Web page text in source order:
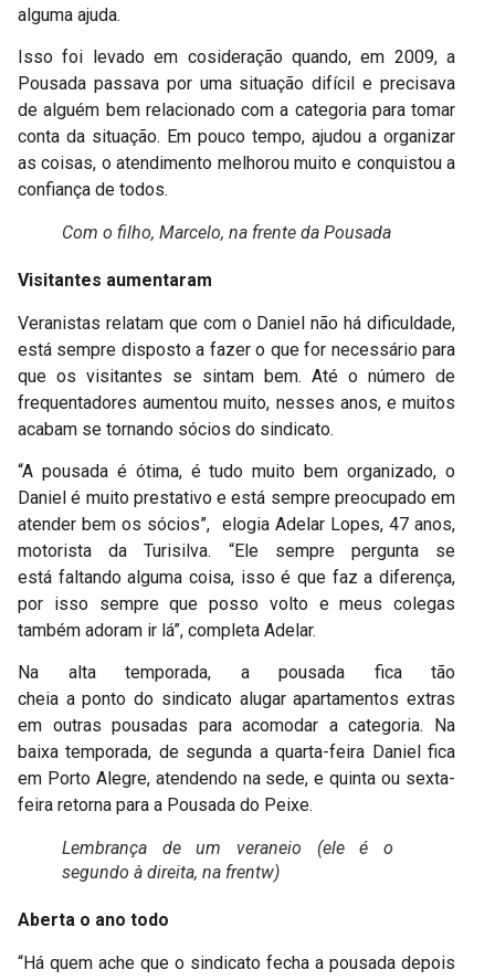
alguma ajuda.
Isso foi levado em cosideração quando, em 2009, a
Pousada passava por uma situação difícil e precisava
de alguém bem relacionado com a categoria para tomar
conta da situação. Em pouco tempo, ajudou a organizar
as coisas, o atendimento melhorou muito e conquistou a
confiança de todos.
Com o filho, Marcelo, na frente da Pousada
Visitantes aumentaram
Veranistas relatam que com o Daniel não há dificuldade,
está sempre disposto a fazer o que for necessário para
que os visitantes se sintam bem. Até o número de
frequentadores aumentou muito, nesses anos, e muitos
acabam se tornando sócios do sindicato.
“A pousada é ótima, é tudo muito bem organizado, o
Daniel é muito prestativo e está sempre preocupado em
atender bem os sócios”, elogia Adelar Lopes, 47 anos,
motorista da Turisilva. “Ele sempre pergunta se
está faltando alguma coisa, isso é que faz a diferença,
por isso sempre que posso volto e meus colegas
também adoram ir lá”, completa Adelar.
Na alta temporada, a pousada fica tão
cheia a ponto do sindicato alugar apartamentos extras
em outras pousadas para acomodar a categoria. Na
baixa temporada, de segunda a quarta-feira Daniel fica
em Porto Alegre, atendendo na sede, e quinta ou sexta-
feira retorna para a Pousada do Peixe.
Lembrança de um veraneio (ele é o
segundo à direita, na frentw)
Aberta o ano todo
“Há quem ache que o sindicato fecha a pousada depois